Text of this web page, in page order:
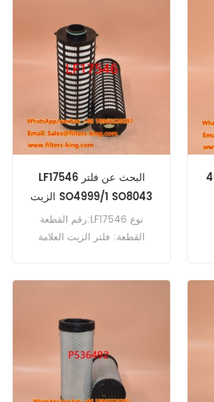
413F ، F2L 514 ، F6L 312 ، F6L
812D ، F8L 312 ، F8L 413F.
LF17546 البحث عن فلتر
الزيت SO4999/1 SO8043
رقم القطعة:LF17546 نوع
القطعة: فلتر الزيت العلامة